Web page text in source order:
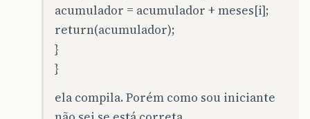
acumulador = acumulador + meses[i];
return(acumulador);
}
}
ela compila. Porém como sou iniciante